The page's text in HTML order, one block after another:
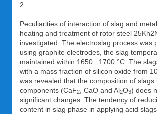
2.
Peculiarities of interaction of slag and
heating and treatment of rotor steel
investigated. The electroslag process was
using graphite electrodes, the slag
maintained within 1650...1700 °C. The
with a mass fraction of silicon oxide from
was revealed that the composition of slags
components (CaF2 , CaO and Al2O3) does
significant changes. The tendency of
content in slag phase in applying acid